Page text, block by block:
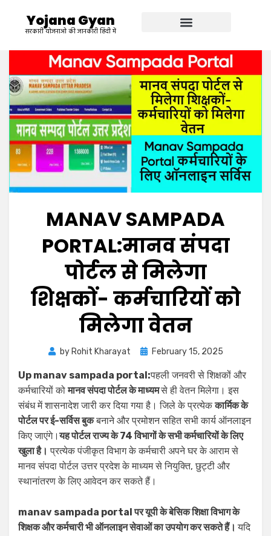
Yojana Gyan
सरकारी योजनाओ की जानकारी हिंदी में
MANAV SAMPADA
PORTAL:मानव संपदा
पोर्टल से मिलेगा
शिक्षकों- कर्मचारियों को
मिलेगा वेतन
by Rohit Kharayat February 15, 2025
Up manav sampada portal:पहली जनवरी से शिक्षकों और
कर्मचारियों कोमानव संपदा पोर्टल के माध्यमसे ही वेतन मिलेगा। इस
संबंध में शासनादेश जारी कर दिया गया है। जिले के प्रत्येककार्मिक के
पोर्टल पर ई-सर्विस बुकबनाने और प्रमोशन सहित सभी कार्य ऑनलाइन
किए जाएंगे।यह पोर्टल राज्य के 74 विभागों के सभी कर्मचारियों के लिए
खुला है। प्रत्येक पंजीकृत विभाग के कर्मचारी अपने घर के आराम से
मानव संपदा पोर्टल उत्तर प्रदेश के माध्यम से नियुक्ति, छुट्टी और
स्थानांतरण के लिए आवेदन कर सकते हैं।
manav sampada portal पर यूपी के बेसिक शिक्षा विभाग के
शिक्षक और कर्मचारी भी ऑनलाइन सेवाओं का उपयोग कर सकते हैं।यदि